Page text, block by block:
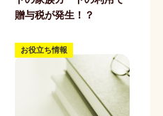
贈与税が発生！？
お役立ち情報